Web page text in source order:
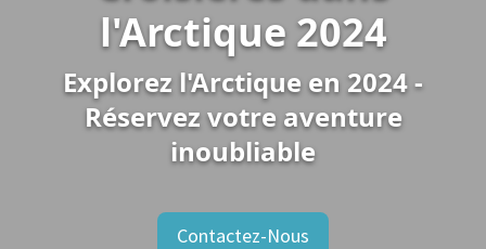
l'Arctique 2024
Explorez l'Arctique en 2024 -
Réservez votre aventure
inoubliable
Contactez-Nous